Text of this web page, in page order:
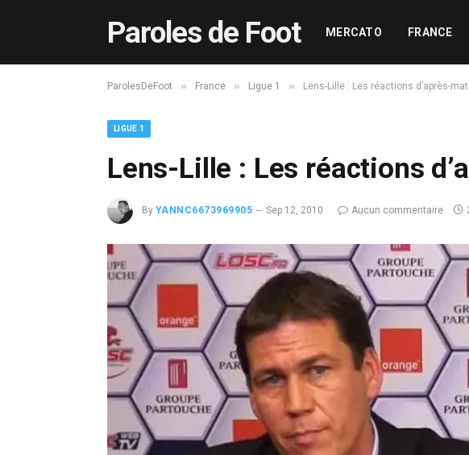
Paroles de Foot MERCATO FRANCE
ParolesDeFoot » France » Ligue 1 » Lens-Lille : Les réactions d’après-
LIGUE 1
Lens-Lille : Les réactions
By YANNC6673969905 Sep 12, 2010 Aucun commentaire